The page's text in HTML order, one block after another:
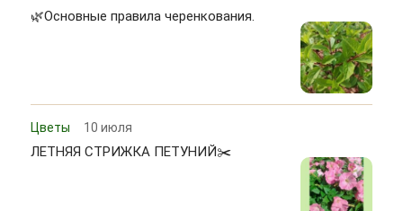
🌿Основные правила черенкования.
Цветы 10 июля
ЛЕТНЯЯ СТРИЖКА ПЕТУНИЙ✂️